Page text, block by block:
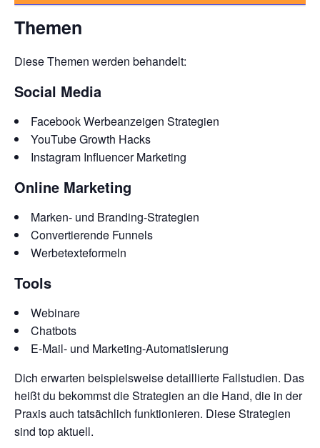
Themen
Diese Themen werden behandelt:
Social Media
Facebook Werbeanzeigen Strategien
YouTube Growth Hacks
Instagram Influencer Marketing
Online Marketing
Marken- und Branding-Strategien
Convertierende Funnels
Werbetexteformeln
Tools
Webinare
Chatbots
E-Mail- und Marketing-Automatisierung
Dich erwarten beispielsweise detaillierte Fallstudien. Das
heißt du bekommst die Strategien an die Hand, die in der
Praxis auch tatsächlich funktionieren. Diese Strategien
sind top aktuell.